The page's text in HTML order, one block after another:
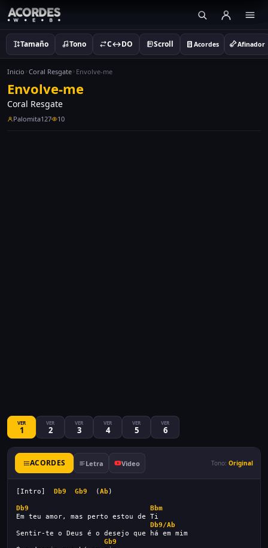
Tamaño Tono C↔DO Scroll Acordes Afinador
Inicio Coral Resgate Envolve-me
Envolve-me
Coral Resgate
Palomita127 10
VER
1
VER
2
VER
3
VER
4
VER
5
VER
6
ACORDES Letra Video Tono: Original
[Intro] Db9 Gb9 (Ab )
Db9
Bbm
Em teu amor, mas perto estou de Ti
Db9/Ab
Sentir-te o Deus é o desejo que há em mim
Gb9